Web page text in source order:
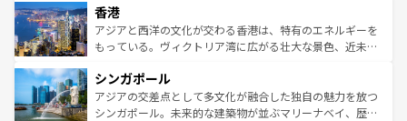
とつ。フォーやバインミー、ベトナムコーヒーなどは、ぜ
ひ現地で味わいたい。どの地域を訪れてもあたたかい人々
が旅行者を迎えてくれるので、きっと忘れられない旅にな
参照してほしい。
の活気が交差している。北部ではチェンマイなどの山岳地
帯で自然と触れ合い、南部ではプーケットやクラビの美し
いビーチでリゾート気分を楽しむことができる。タイ料理
激する。気候は一年中温暖で、どの季節にも異なる楽しみ
が待っている。親しみやすいタイの人々、仏教を中心とし
た文化、そして多様な観光資源が、訪れる旅人を魅了し続
香港
アジアと西洋の文化が交わる香港は、特有のエネルギーを
もっている。ヴィクトリア湾に広がる壮大な景色、近未来
み、どこを訪れても感動するはず。観光スポットが密集し
ており、効率よく見どころを回れるのも魅力。息をのむよ
うな絶景から文化的な体験まで、香港を存分に楽しみ尽く
シンガポール
アジアの交差点として多文化が融合した独自の魅力を放つ
シンガポール。未来的な建築物が並ぶマリーナベイ、歴史